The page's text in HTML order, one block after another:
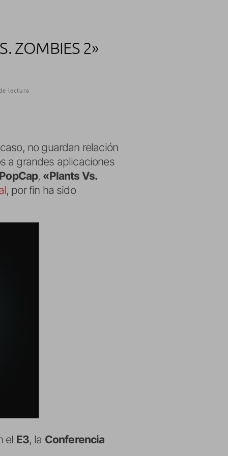
ZOMBIES 2»
lectura
no guardan relación
a grandes aplicaciones
PopCap, «Plants Vs.
, por fin ha sido
el E3, la Conferencia